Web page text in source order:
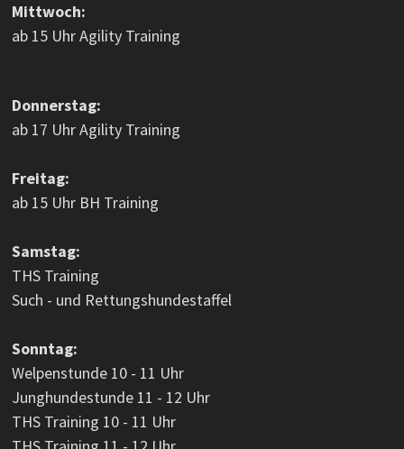
Mittwoch:
ab 15 Uhr Agility Training
Donnerstag:
ab 17 Uhr Agility Training
Freitag:
ab 15 Uhr BH Training
Samstag:
THS Training
Such - und Rettungshundestaffel
Sonntag:
Welpenstunde 10 - 11 Uhr
Junghundestunde 11 - 12 Uhr
THS Training 10 - 11 Uhr